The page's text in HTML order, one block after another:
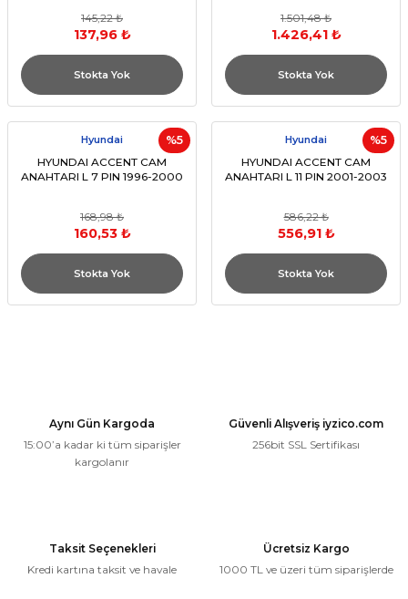
145,22 ₺
137,96 ₺
Stokta Yok
1.501,48 ₺
1.426,41 ₺
Stokta Yok
%5
Hyundai
HYUNDAI ACCENT CAM
ANAHTARI L 7 PIN 1996-2000
168,98 ₺
160,53 ₺
Stokta Yok
%5
Hyundai
HYUNDAI ACCENT CAM
ANAHTARI L 11 PIN 2001-2003
586,22 ₺
556,91 ₺
Stokta Yok
Aynı Gün Kargoda
15:00’a kadar ki tüm siparişler
kargolanır
Güvenli Alışveriş iyzico.com
256bit SSL Sertifikası
Taksit Seçenekleri
Kredi kartına taksit ve havale
Ücretsiz Kargo
1000 TL ve üzeri tüm siparişlerde